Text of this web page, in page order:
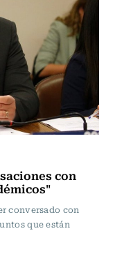
con
conversado con
que están